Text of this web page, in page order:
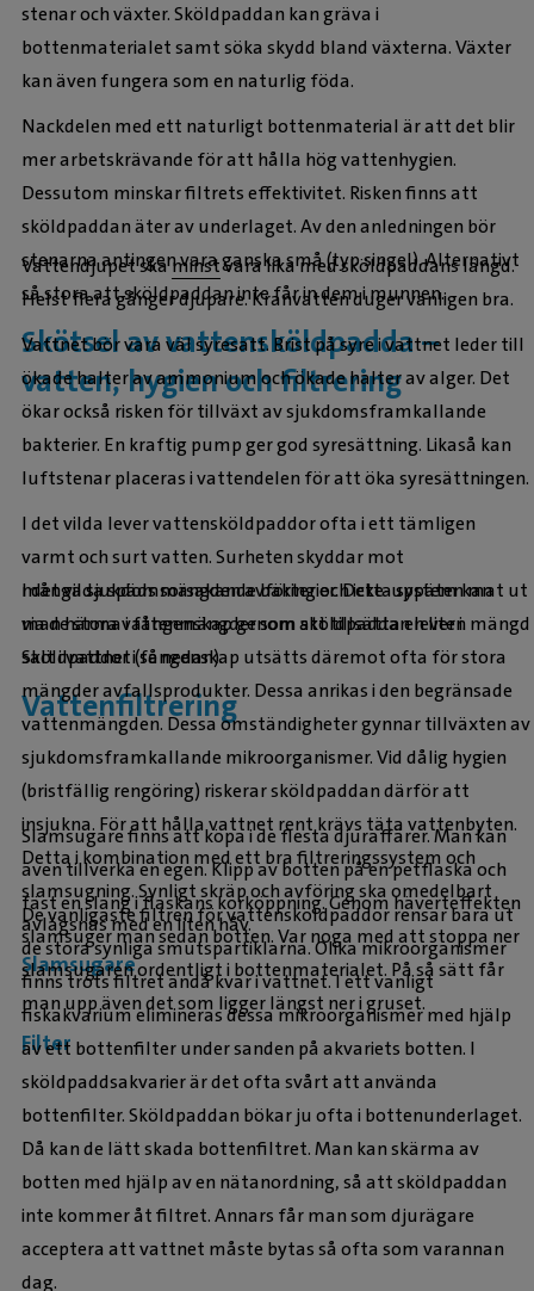
stenar och växter. Sköldpaddan kan gräva i
bottenmaterialet samt söka skydd bland växterna. Växter
kan även fungera som en naturlig föda.
Nackdelen med ett naturligt bottenmaterial är att det blir
mer arbetskrävande för att hålla hög vattenhygien.
Dessutom minskar filtrets effektivitet. Risken finns att
sköldpaddan äter av underlaget. Av den anledningen bör
stenarna antingen vara ganska små (typ singel). Alternativt
så stora att sköldpaddan inte får in dem i munnen.
Skötsel av vattensköldpadda –
vatten, hygien och filtrering
Vattendjupet skaminstvara lika med sköldpaddans längd.
Helst flera gånger djupare. Kranvatten duger vanligen bra.
Vattnet bör vara väl syresatt. Brist på syre i vattnet leder till
ökade halter av ammonium och ökade halter av alger. Det
ökar också risken för tillväxt av sjukdomsframkallande
bakterier. En kraftig pump ger god syresättning. Likaså kan
luftstenar placeras i vattendelen för att öka syresättningen.
I det vilda lever vattensköldpaddor ofta i ett tämligen
varmt och surt vatten. Surheten skyddar mot
många sjukdomsorsakande bakterier. Detta system kan
man härma i fångenskap genom att tillsätta en liten mängd
salt i vattnet (se nedan).
Vattenfiltrering
I det vilda späds mängden avföring och icke-uppäten mat ut
via de stora vattenmängder som sköldpaddan lever i.
Sköldpaddor i fångenskap utsätts däremot ofta för stora
mängder avfallsprodukter. Dessa anrikas i den begränsade
vattenmängden. Dessa omständigheter gynnar tillväxten av
sjukdomsframkallande mikroorganismer. Vid dålig hygien
(bristfällig rengöring) riskerar sköldpaddan därför att
insjukna. För att hålla vattnet rent krävs täta vattenbyten.
Detta i kombination med ett bra filtreringssystem och
slamsugning. Synligt skräp och avföring ska omedelbart
avlägsnas med en liten håv.
Slamsugare
Slamsugare finns att köpa i de flesta djuraffärer. Man kan
även tillverka en egen. Klipp av botten på en petflaska och
fäst en slang i flaskans korköppning. Genom häverteffekten
slamsuger man sedan botten. Var noga med att stoppa ner
slamsugaren ordentligt i bottenmaterialet. På så sätt får
man upp även det som ligger längst ner i gruset.
Filter
De vanligaste filtren för vattensköldpaddor rensar bara ut
de stora synliga smutspartiklarna. Olika mikroorganismer
finns trots filtret ändå kvar i vattnet. I ett vanligt
fiskakvarium elimineras dessa mikroorganismer med hjälp
av ett bottenfilter under sanden på akvariets botten. I
sköldpaddsakvarier är det ofta svårt att använda
bottenfilter. Sköldpaddan bökar ju ofta i bottenunderlaget.
Då kan de lätt skada bottenfiltret. Man kan skärma av
botten med hjälp av en nätanordning, så att sköldpaddan
inte kommer åt filtret. Annars får man som djurägare
acceptera att vattnet måste bytas så ofta som varannan
dag.